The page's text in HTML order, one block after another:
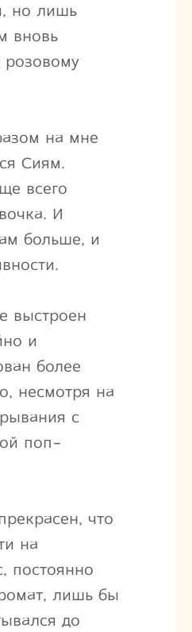
но лишь
вновь
розовому
на мне
Сиям.
всего
И
больше, и
выстроен
и
более
несмотря на
с
поп-
что
на
постоянно
лишь бы
до